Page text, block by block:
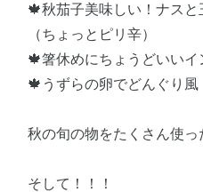
🍁秋茄子美味しい！ナス
（ちょっとピリ辛）
🍁箸休めにちょうどいいイ
🍁うずらの卵でどんぐり風
秋の旬の物をたくさん使っ
そして！！！